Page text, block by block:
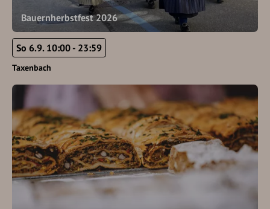
Bauernherbstfest 2026
So 6.9. 10:00 - 23:59
Taxenbach